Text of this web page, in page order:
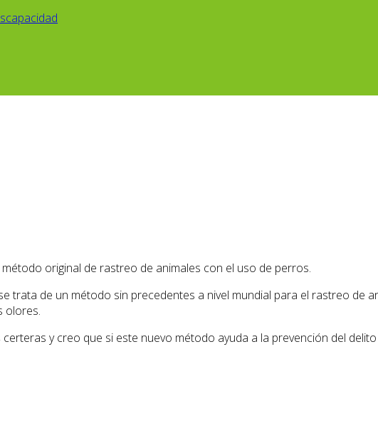
original de rastreo de animales con el uso de perros.
trata de un método sin precedentes a nivel mundial para el rastreo de
olores.
y creo que si este nuevo método ayuda a la prevención del